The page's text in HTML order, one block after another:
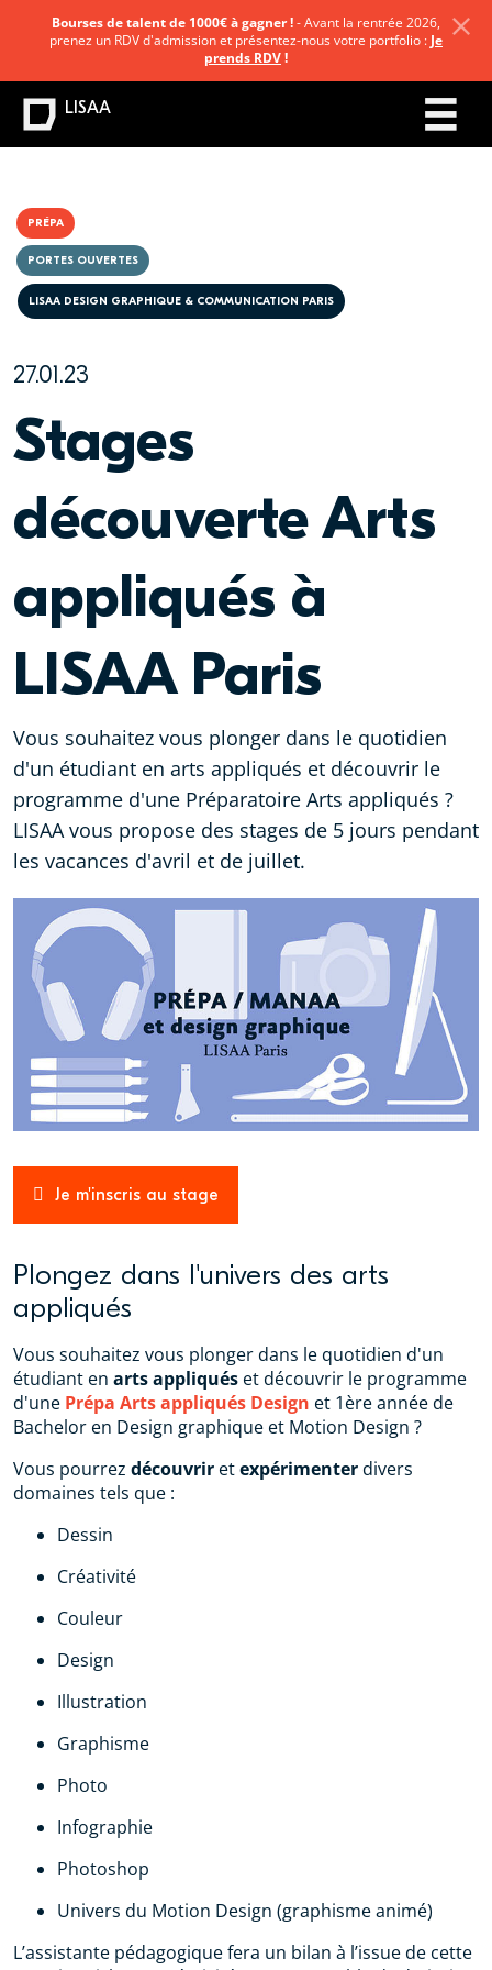
PRÉPA
27.01.23
PORTES OUVERTES
LISAA DESIGN GRAPHIQUE & COMMUNICATION PARIS
Stages
découverte Arts
appliqués à
LISAA Paris
Vous souhaitez vous plonger dans le quotidien
d'un étudiant en arts appliqués et découvrir le
programme d'une Préparatoire Arts appliqués ?
LISAA vous propose des stages de 5 jours pendant
les vacances d'avril et de juillet.
Je m'inscris au stage
Plongez dans l'univers des arts
appliqués
Vous souhaitez vous plonger dans le quotidien d'un
étudiant en arts appliqués et découvrir le programme
d'une Prépa Arts appliqués Design et 1ère année de
Bachelor en Design graphique et Motion Design ?
Vous pourrez découvrir etexpérimenterdivers
domaines tels que :
Dessin
Créativité
Couleur
Design
Illustration
Graphisme
Photo
Infographie
Photoshop
Univers du Motion Design (graphisme animé)
L’assistante pédagogique fera un bilan à l’issue de cette
Bourses de talent de 1000€ à gagner !- Avant la rentrée 2026,
prenez un RDV d'admission et présentez-nous votre portfolio : Je
prends RDV!
LISAA